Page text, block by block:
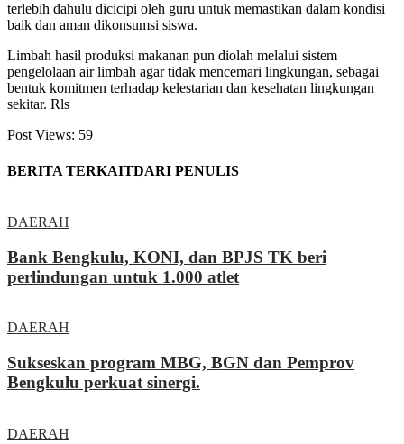
terlebih dahulu dicicipi oleh guru untuk memastikan dalam kondisi
baik dan aman dikonsumsi siswa.
Limbah hasil produksi makanan pun diolah melalui sistem
pengelolaan air limbah agar tidak mencemari lingkungan, sebagai
bentuk komitmen terhadap kelestarian dan kesehatan lingkungan
sekitar. Rls
Post Views: 59
BERITA TERKAITDARI PENULIS
DAERAH
Bank Bengkulu, KONI, dan BPJS TK beri
perlindungan untuk 1.000 atlet
DAERAH
Sukseskan program MBG, BGN dan Pemprov
Bengkulu perkuat sinergi.
DAERAH